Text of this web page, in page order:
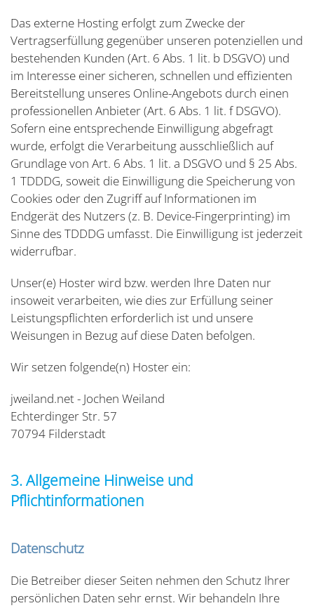
Das externe Hosting erfolgt zum Zwecke der
Vertragserfüllung gegenüber unseren potenziellen und
bestehenden Kunden (Art. 6 Abs. 1 lit. b DSGVO) und
im Interesse einer sicheren, schnellen und effizienten
Bereitstellung unseres Online-Angebots durch einen
professionellen Anbieter (Art. 6 Abs. 1 lit. f DSGVO).
Sofern eine entsprechende Einwilligung abgefragt
wurde, erfolgt die Verarbeitung ausschließlich auf
Grundlage von Art. 6 Abs. 1 lit. a DSGVO und § 25 Abs.
1 TDDDG, soweit die Einwilligung die Speicherung von
Cookies oder den Zugriff auf Informationen im
Endgerät des Nutzers (z. B. Device-Fingerprinting) im
Sinne des TDDDG umfasst. Die Einwilligung ist jederzeit
widerrufbar.
Unser(e) Hoster wird bzw. werden Ihre Daten nur
insoweit verarbeiten, wie dies zur Erfüllung seiner
Leistungspflichten erforderlich ist und unsere
Weisungen in Bezug auf diese Daten befolgen.
Wir setzen folgende(n) Hoster ein:
jweiland.net - Jochen Weiland
Echterdinger Str. 57
70794 Filderstadt
3. Allgemeine Hinweise und
Pflichtinformationen
Datenschutz
Die Betreiber dieser Seiten nehmen den Schutz Ihrer
persönlichen Daten sehr ernst. Wir behandeln Ihre